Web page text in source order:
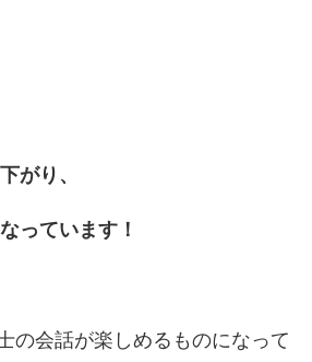
がり、
っています！
の会話が楽しめるものになって